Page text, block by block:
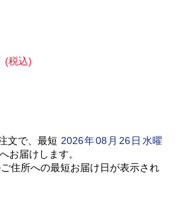
(税込)
文で、最短 2026年08 月 26日水曜
へお届けします。
住所への最短お届け日が表示され